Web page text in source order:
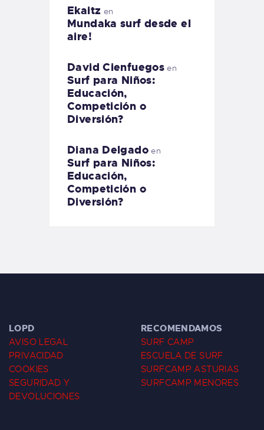
Ekaitz en
Mundaka surf desde el
aire!
David Cienfuegos en
Surf para Niños:
Educación,
Competición o
Diversión?
Diana Delgadoen
Surf para Niños:
Educación,
Competición o
Diversión?
LOPD
AVISO LEGAL
PRIVACIDAD
COOKIES
SEGURIDAD Y
DEVOLUCIONES
RECOMENDAMOS
SURF CAMP
ESCUELA DE SURF
SURFCAMP ASTURIAS
SURFCAMP MENORES